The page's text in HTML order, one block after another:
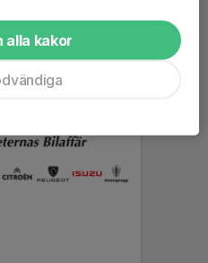
alla kakor